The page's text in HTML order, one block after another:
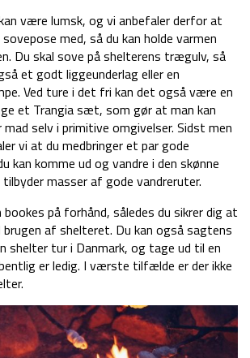
være lumsk, og vi anbefaler derfor at
med, så du kan holde varmen
Du skal sove på shelterens trægulv, så
et godt liggeunderlag eller en
Ved ture i det fri kan det også være en
et Trangia sæt, som gør at man kan
selv i primitive omgivelser. Sidst men
vi at du medbringer et par gode
kan komme ud og vandre i den skønne
masser af gode vandreruter.
på forhånd, således du sikrer dig at
af shelteret. Du kan også sagtens
shelter tur i Danmark, og tage ud til en
er ledig. I værste tilfælde er der ikke